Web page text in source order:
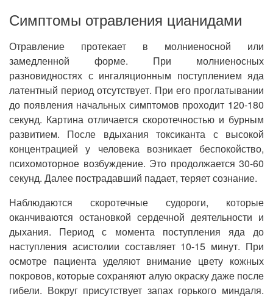
Симптомы отравления цианидами
Отравление протекает в молниеносной или
замедленной форме. При молниеносных
разновидностях с ингаляционным поступлением яда
латентный период отсутствует. При его проглатывании
до появления начальных симптомов проходит 120-180
секунд. Картина отличается скоротечностью и бурным
развитием. После вдыхания токсиканта с высокой
концентрацией у человека возникает беспокойство,
психомоторное возбуждение. Это продолжается 30-60
секунд. Далее пострадавший падает, теряет сознание.
Наблюдаются скоротечные судороги, которые
оканчиваются остановкой сердечной деятельности и
дыхания. Период с момента поступления яда до
наступления асистолии составляет 10-15 минут. При
осмотре пациента уделяют внимание цвету кожных
покровов, которые сохраняют алую окраску даже после
гибели. Вокруг присутствует запах горького миндаля.